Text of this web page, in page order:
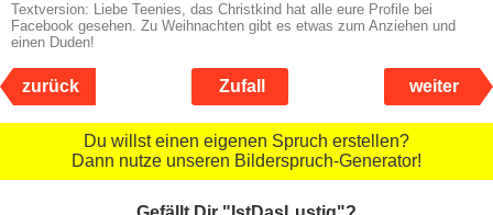
Textversion: Liebe Teenies, das Christkind hat alle eure Profile bei
Facebook gesehen. Zu Weihnachten gibt es etwas zum Anziehen und
einen Duden!
zurück Zufall weiter
Du willst einen eigenen Spruch erstellen?
Dann nutze unseren Bilderspruch-Generator!